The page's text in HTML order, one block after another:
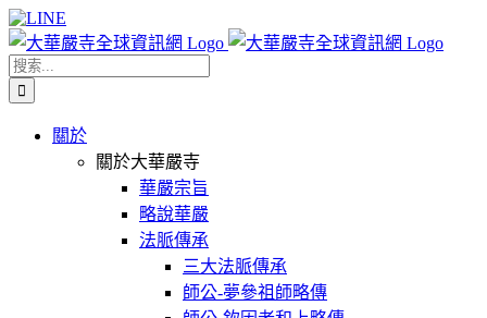
Skip
to
content
Facebook
X
WeChat
YouTube
LINE
搜
索
關於
關於大華嚴寺
華嚴宗旨
略說華嚴
法脈傳承
三大法脈傳承
師公-夢參祖師略傳